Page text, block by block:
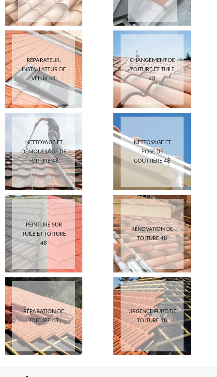
RÉPARATEUR,
INSTALLATEUR DE
VELUX 48
CHANGEMENT DE
TOITURE ET TUILE
48
NETTOYAGE ET
DÉMOUSSAGE DE
TOITURE 48
NETTOYAGE ET
POSE DE
GOUTTIÈRE 48
PEINTURE SUR
TUILE ET TOITURE
48
RÉNOVATION DE
TOITURE 48
RÉPARATION DE
TOITURE 48
URGENCE FUITE DE
TOITURE 48